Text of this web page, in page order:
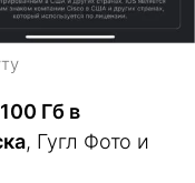
100 Гб в
, Гугл Фото и